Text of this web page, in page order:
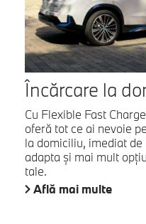
Încărcare la
Cu Flexible Fast
oferă tot ce ai nevoie
la domiciliu, imediat
adapta şi mai mult
tale.
Află mai multe